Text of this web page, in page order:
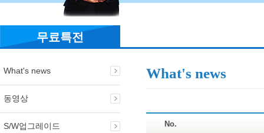
무료특전
What's news
동영상
S/W업그레이드
What's news
No.